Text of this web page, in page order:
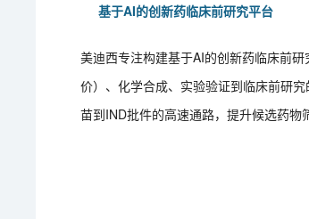
基于AI的创新药临床前研究平台
美迪西专注构建基于AI的创新药临床前
价）、化学合成、实验验证到临床前研
苗到IND批件的高速通路，提升候选药物